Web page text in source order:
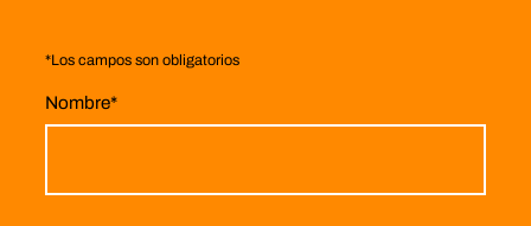
*Los campos son obligatorios
Nombre*